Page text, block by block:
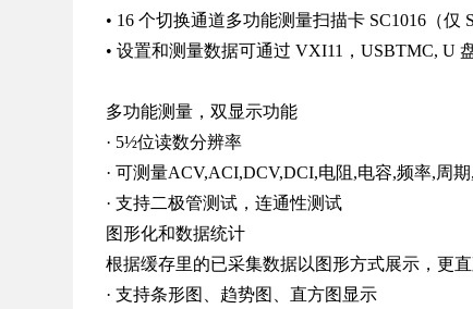
• 16 个切换通道多功能测量扫描卡 SC1016（仅
• 设置和测量数据可通过 VXI11，USBTMC, U
多功能测量，双显示功能
· 5½位读数分辨率
· 可测量ACV,ACI,DCV,DCI,电阻,电容,频率,周
· 支持二极管测试，连通性测试
图形化和数据统计
根据缓存里的已采集数据以图形方式展示，更
· 支持条形图、趋势图、直方图显示